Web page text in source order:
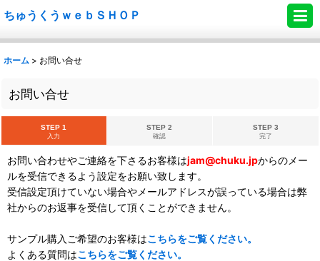
ちゅうくうｗｅｂＳＨＯＰ
ホーム > お問い合せ
お問い合せ
STEP 1
入力
STEP 2
確認
STEP 3
完了
お問い合わせやご連絡を下さるお客様はjam@chuku.jpからのメー
ルを受信できるよう設定をお願い致します。
受信設定頂けていない場合やメールアドレスが誤っている場合は弊
社からのお返事を受信して頂くことができません。
サンプル購入ご希望のお客様はこちらをご覧ください。
よくある質問はこちらをご覧ください。